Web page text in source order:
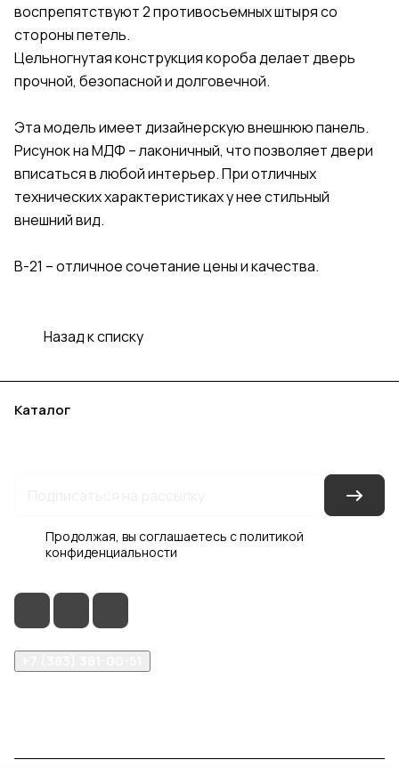
воспрепятствуют 2 противосъемных штыря со
стороны петель.
Цельногнутая конструкция короба делает дверь
прочной, безопасной и долговечной.
Эта модель имеет дизайнерскую внешнюю панель.
Рисунок на МДФ – лаконичный, что позволяет двери
вписаться в любой интерьер. При отличных
технических характеристиках у нее стильный
внешний вид.
В-21 – отличное сочетание цены и качества.
Назад к списку
Каталог
Продолжая, вы соглашаетесь сполитикой
конфиденциальности